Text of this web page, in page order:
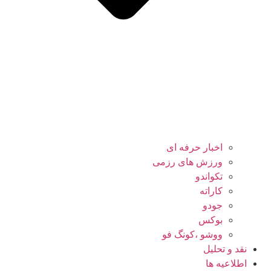
اخبار حرفه ای
ورزش های رزمی
تکواندو
کاراته
جودو
بوکس
ووشو ،کونگ فو
نقد و تحلیل
اطلاعیه ها